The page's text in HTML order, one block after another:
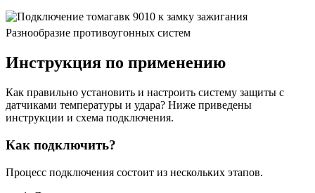
Разнообразие противоугонных систем
Инструкция по применению
Как правильно установить и настроить систему защиты с
датчиками температуры и удара? Ниже приведены
инструкции и схема подключения.
Как подключить?
Процесс подключения состоит из нескольких этапов.